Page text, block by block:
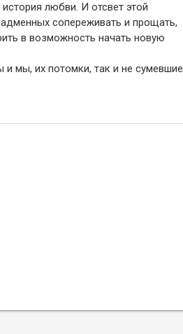
история любви. И отсвет этой
сопереживать и прощать,
в возможность начать новую
и мы, их потомки, так и не сумевшие